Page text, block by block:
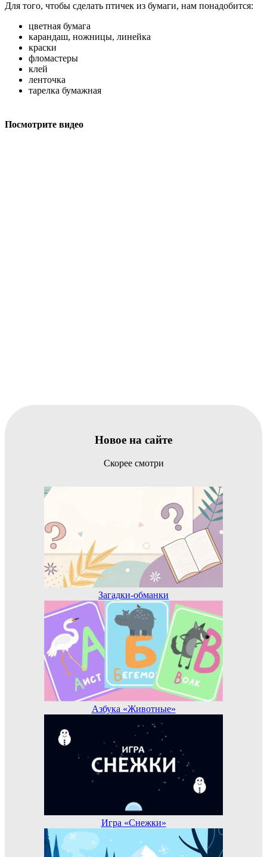
Для того, чтобы сделать птичек из бумаги, нам понадобится:
цветная бумага
карандаш, ножницы, линейка
краски
фломастеры
клей
ленточка
тарелка бумажная
Посмотрите видео
Новое на сайте
Скорее смотри
Загадки-обманки
Азбука «Животные»
Игра «Снежки»